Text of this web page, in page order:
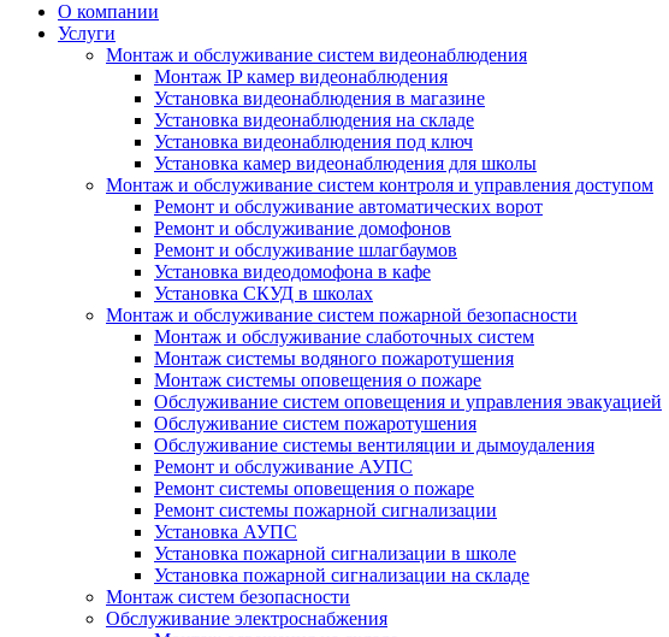
О компании
Услуги
Монтаж и обслуживание систем видеонаблюдения
Монтаж IP камер видеонаблюдения
Установка видеонаблюдения в магазине
Установка видеонаблюдения на складе
Установка видеонаблюдения под ключ
Установка камер видеонаблюдения для школы
Монтаж и обслуживание систем контроля и управления доступом
Ремонт и обслуживание автоматических ворот
Ремонт и обслуживание домофонов
Ремонт и обслуживание шлагбаумов
Установка видеодомофона в кафе
Установка СКУД в школах
Монтаж и обслуживание систем пожарной безопасности
Монтаж и обслуживание слаботочных систем
Монтаж системы водяного пожаротушения
Монтаж системы оповещения о пожаре
Обслуживание систем оповещения и управления эвакуацией
Обслуживание систем пожаротушения
Обслуживание системы вентиляции и дымоудаления
Ремонт и обслуживание АУПС
Ремонт системы оповещения о пожаре
Ремонт системы пожарной сигнализации
Установка АУПС
Установка пожарной сигнализации в школе
Установка пожарной сигнализации на складе
Монтаж систем безопасности
Обслуживание электроснабжения